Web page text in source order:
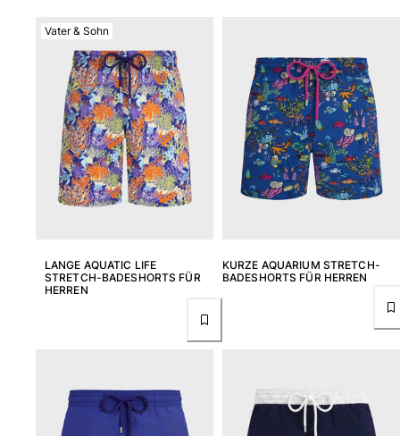
LANGE AQUATIC LIFE
STRETCH-BADESHORTS FÜR
HERREN
Vater & Sohn
KURZE AQUARIUM STRETCH-
BADESHORTS FÜR HERREN